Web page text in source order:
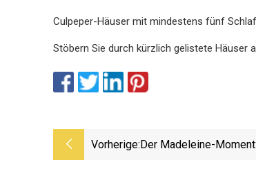
Culpeper-Häuser mit mindestens fünf
Stöbern Sie durch kürzlich gelistete Häuser
Vorherige:Der Madeleine-